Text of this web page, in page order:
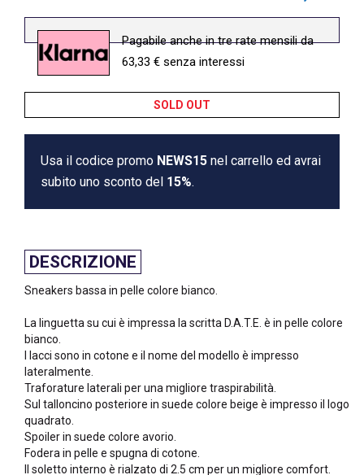
Pagabile anche in tre rate mensili da
63,33 € senza interessi
SOLD OUT
Usa il codice promo NEWS15 nel carrello ed avrai
subito uno sconto del 15%.
DESCRIZIONE
Sneakers bassa in pelle colore bianco.
La linguetta su cui è impressa la scritta D.A.T.E. è in pelle colore
bianco.
I lacci sono in cotone e il nome del modello è impresso
lateralmente.
Traforature laterali per una migliore traspirabilità.
Sul talloncino posteriore in suede colore beige è impresso il logo
quadrato.
Spoiler in suede colore avorio.
Fodera in pelle e spugna di cotone.
Il soletto interno è rialzato di 2.5 cm per un migliore comfort.